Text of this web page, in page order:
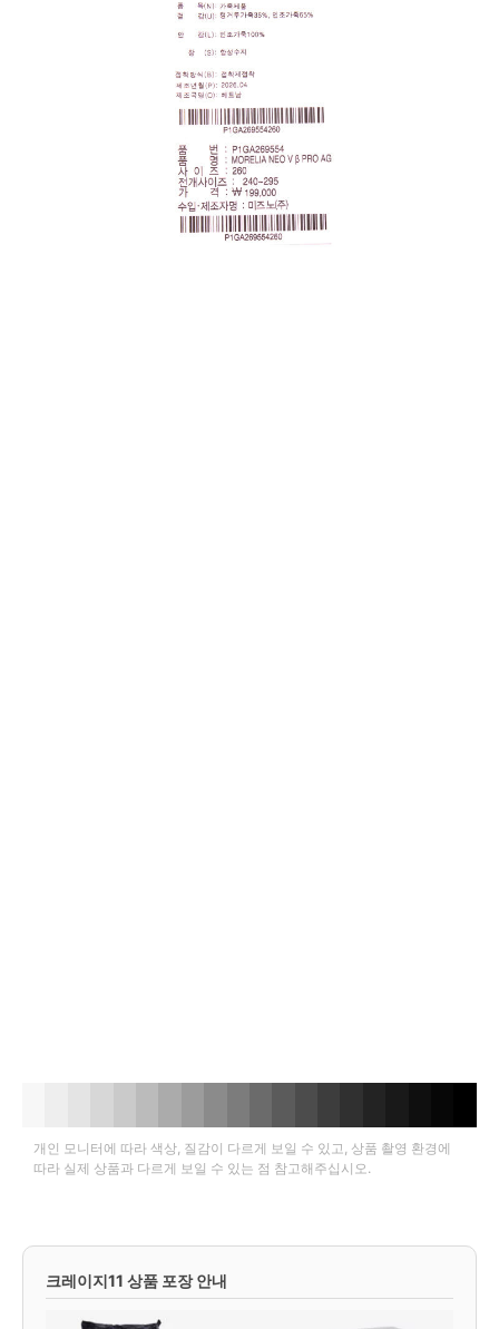
개인 모니터에 따라 색상, 질감이 다르게 보일 수 있고, 상품 촬영 환경에
따라 실제 상품과 다르게 보일 수 있는 점 참고해주십시오.
크레이지11 상품 포장 안내